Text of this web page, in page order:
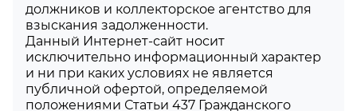
должников и коллекторское агентство для
взыскания задолженности.
Данный Интернет-сайт носит
исключительно информационный характер
и ни при каких условиях не является
публичной офертой, определяемой
положениями Статьи 437 Гражданского